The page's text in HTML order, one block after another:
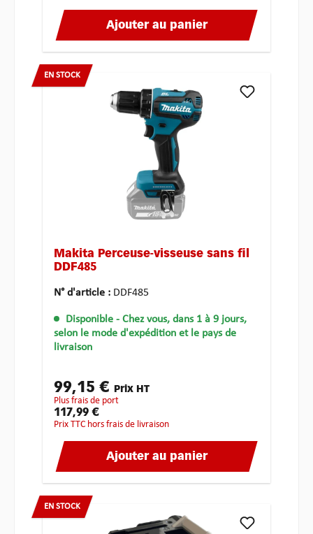
Ajouter au panier
EN STOCK
Makita Perceuse-visseuse sans fil
DDF485
N° d'article : DDF485
Disponible - Chez vous, dans 1 à 9 jours,
selon le mode d'expédition et le pays de
livraison
99,15 € Prix HT
plus frais de port
117,99 €
Prix TTC hors frais de livraison
Ajouter au panier
EN STOCK